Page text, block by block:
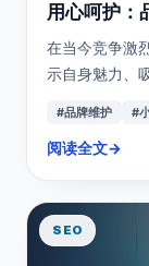
用心呵护：
在当今竞争激
示自身魅力、
#品牌维护 #
阅读全文→
SEO